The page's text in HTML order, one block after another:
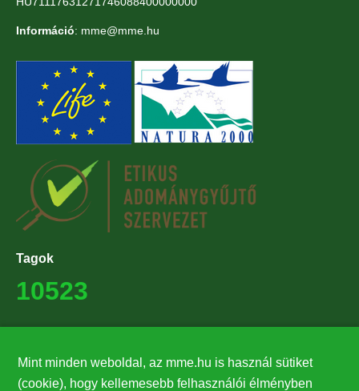
Információ: mme@mme.hu
Tagok
10523
27224
Mint minden weboldal, az mme.hu is használ sütiket
(cookie), hogy kellemesebb felhasználói élményben